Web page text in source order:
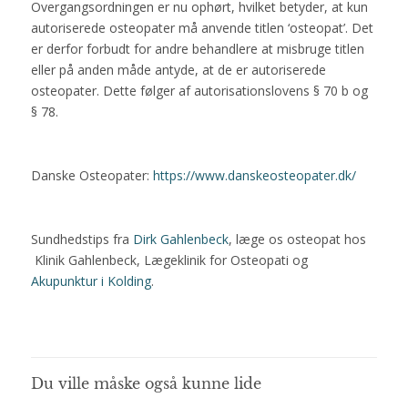
Overgangsordningen er nu ophørt, hvilket betyder, at kun
autoriserede osteopater må anvende titlen ‘osteopat’. Det
er derfor forbudt for andre behandlere at misbruge titlen
eller på anden måde antyde, at de er autoriserede
osteopater. Dette følger af autorisationslovens § 70 b og
§ 78.
Danske Osteopater: https://www.danskeosteopater.dk/
Sundhedstips fra Dirk Gahlenbeck, læge os osteopat hos
Klinik Gahlenbeck, Lægeklinik for Osteopati og
Akupunktur i Kolding.
Du ville måske også kunne lide